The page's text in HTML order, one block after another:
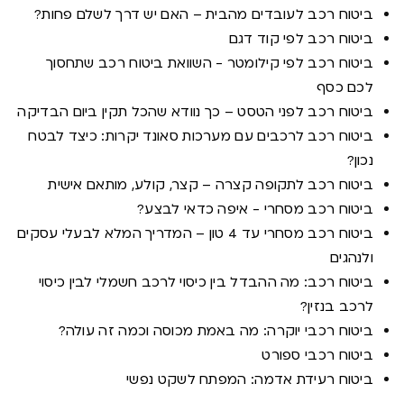
ביטוח רכב לעובדים מהבית – האם יש דרך לשלם פחות?
ביטוח רכב לפי קוד דגם
ביטוח רכב לפי קילומטר - השוואת ביטוח רכב שתחסוך
לכם כסף
ביטוח רכב לפני הטסט – כך נוודא שהכל תקין ביום הבדיקה
ביטוח רכב לרכבים עם מערכות סאונד יקרות: כיצד לבטח
נכון?
ביטוח רכב לתקופה קצרה – קצר, קולע, מותאם אישית
ביטוח רכב מסחרי - איפה כדאי לבצע?
ביטוח רכב מסחרי עד 4 טון – המדריך המלא לבעלי עסקים
ולנהגים
ביטוח רכב: מה ההבדל בין כיסוי לרכב חשמלי לבין כיסוי
לרכב בנזין?
ביטוח רכבי יוקרה: מה באמת מכוסה וכמה זה עולה?
ביטוח רכבי ספורט
ביטוח רעידת אדמה: המפתח לשקט נפשי